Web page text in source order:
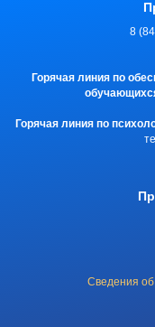
8
Горячая линия по
Горячая линия по
Сведения об